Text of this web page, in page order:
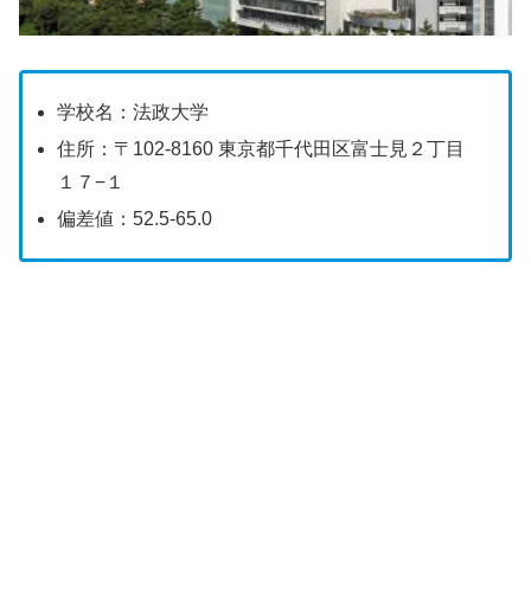
学校名：法政大学
住所：〒102-8160 東京都千代田区富士見２丁目
１７−１
偏差値：52.5-65.0